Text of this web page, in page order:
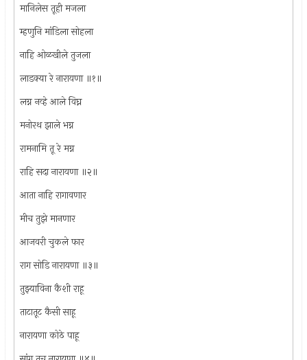
मानिलेस तूही मजला
म्हणुनि मांडिला सोहला
नाहि ओळखीले तुजला
लाडक्या रे नारायणा ॥१॥
लग्न नव्हे आले विघ्न
मनोरथ झाले भग्न
रामनामि तू रे मग्न
राहि सदा नारायणा ॥२॥
आता नाहि रागावणार
मीच तुझे मानणार
आजवरी चुकले फार
राग सोडि नारायणा ॥३॥
तुझ्याविना कैशी राहू
ताटातूट कैसी साहू
नारायणा कोठे पाहू